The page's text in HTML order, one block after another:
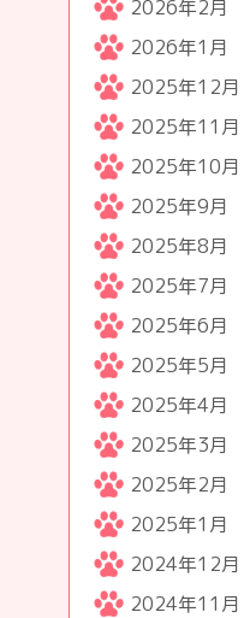
2026年2月
2026年1月
2025年12月
2025年11月
2025年10月
2025年9月
2025年8月
2025年7月
2025年6月
2025年5月
2025年4月
2025年3月
2025年2月
2025年1月
2024年12月
2024年11月